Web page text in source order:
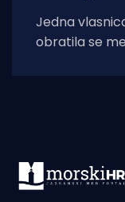
Jedna
obratila se